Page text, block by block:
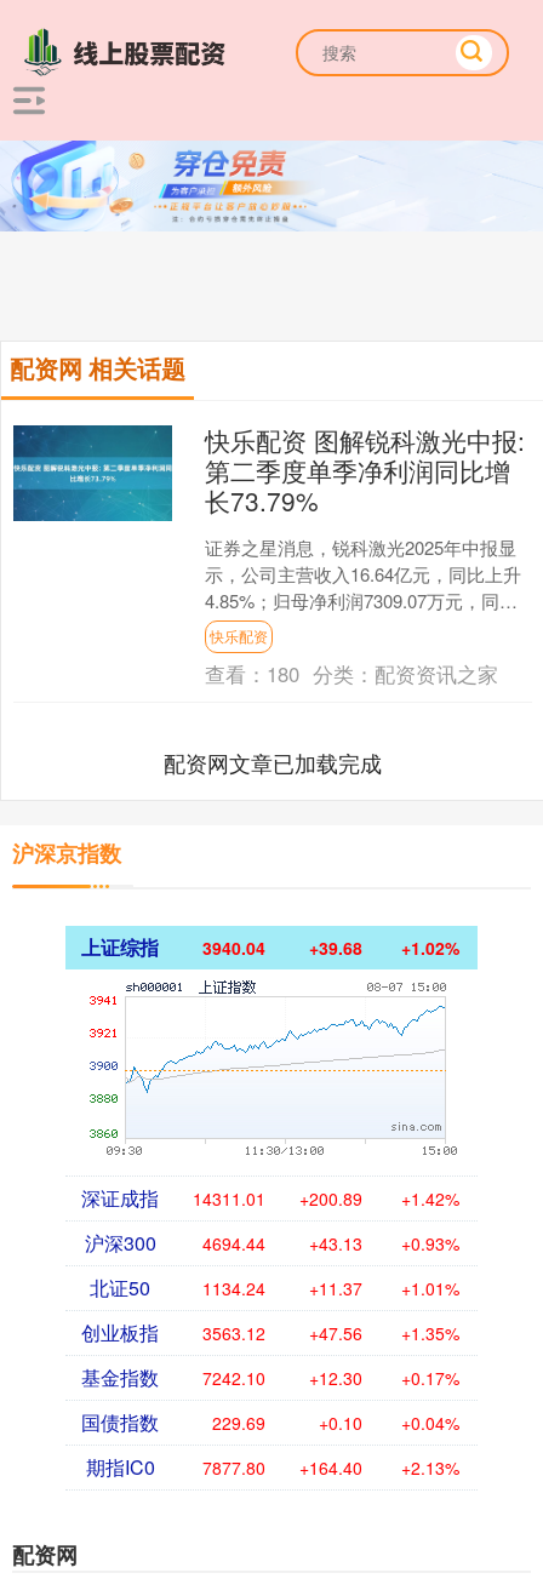
配资网 相关话题
快乐配资 图解锐科激光中报:
第二季度单季净利润同比增
长73.79%
证券之星消息，锐科激光2025年中报显
示，公司主营收入16.64亿元，同比上升
4.85%；归母净利润7309.07万元，同比
下降23.78%；扣非净利润3203....
快乐配资
查看： 180 分类： 配资资讯之家
配资网文章已加载完成
沪深京指数
上证综指 3940.04 +39.68 +1.02%
深证成指 14311.01 +200.89 +1.42%
沪深300 4694.44 +43.13 +0.93%
北证50 1134.24 +11.37 +1.01%
创业板指 3563.12 +47.56 +1.35%
基金指数 7242.10 +12.30 +0.17%
国债指数 229.69 +0.10 +0.04%
期指IC0 7877.80 +164.40 +2.13%
配资网